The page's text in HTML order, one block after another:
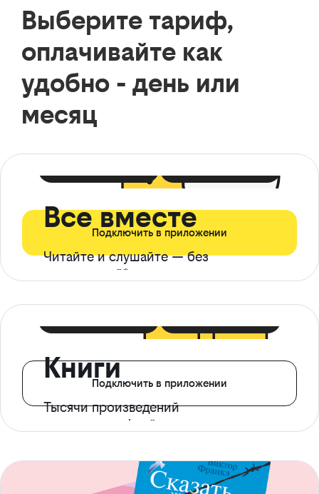
Выберите тариф,
оплачивайте как
удобно - день или
месяц
Все вместе
Читайте и слушайте — без
ограничений*
Подключить в приложении
Книги
Тысячи произведений
с доступом офлайн
Подключить в приложении